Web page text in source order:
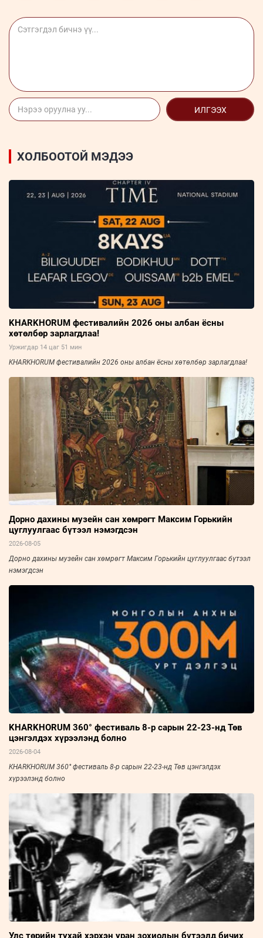
ИЛГЭЭХ
ХОЛБООТОЙ МЭДЭЭ
KHARKHORUM фестивалийн 2026 оны албан ёсны
хөтөлбөр зарлагдлаа!
Уржигдар 14 цаг 51 мин
KHARKHORUM фестивалийн 2026 оны албан ёсны хөтөлбөр зарлагдлаа!
Дорно дахины музейн сан хөмрөгт Максим Горькийн
цуглуулгаас бүтээл нэмэгдсэн
2026-08-05
Дорно дахины музейн сан хөмрөгт Максим Горькийн цуглуулгаас бүтээл
нэмэгдсэн
KHARKHORUM 360° фестиваль 8-р сарын 22-23-нд Төв
цэнгэлдэх хүрээлэнд болно
2026-08-04
KHARKHORUM 360° фестиваль 8-р сарын 22-23-нд Төв цэнгэлдэх
хүрээлэнд болно
Улс төрийн тухай хэрхэн уран зохиолын бүтээлд бичих